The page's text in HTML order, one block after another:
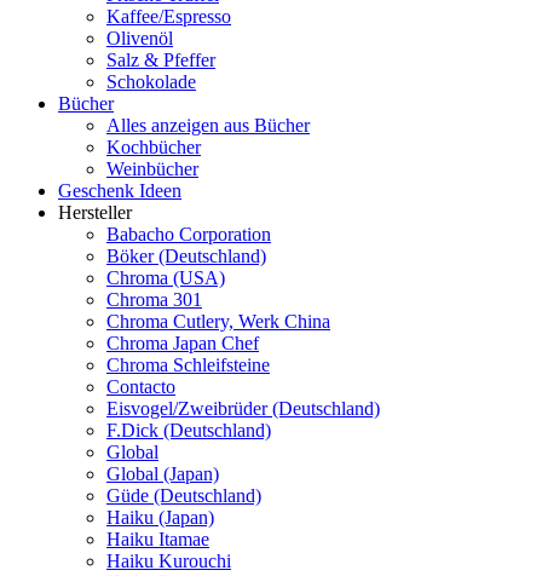
Kaffee/Espresso
Olivenöl
Salz & Pfeffer
Schokolade
Bücher
Alles anzeigen aus Bücher
Kochbücher
Weinbücher
Geschenk Ideen
Hersteller
Babacho Corporation
Böker (Deutschland)
Chroma (USA)
Chroma 301
Chroma Cutlery, Werk China
Chroma Japan Chef
Chroma Schleifsteine
Contacto
Eisvogel/Zweibrüder (Deutschland)
F.Dick (Deutschland)
Global
Global (Japan)
Güde (Deutschland)
Haiku (Japan)
Haiku Itamae
Haiku Kurouchi